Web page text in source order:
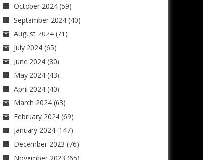
October 2024(59)
September 2024(40)
August 2024(71)
July 2024(65)
June 2024(80)
May 2024(43)
April 2024(40)
March 2024(63)
February 2024(69)
January 2024(147)
December 2023 (76)
November 2023 (65)